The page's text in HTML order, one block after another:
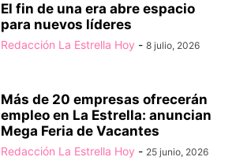
El fin de una era abre espacio
para nuevos líderes
Redacción La Estrella Hoy - 8 julio, 2026
Más de 20 empresas ofrecerán
empleo en La Estrella: anuncian
Mega Feria de Vacantes
Redacción La Estrella Hoy - 25 junio, 2026